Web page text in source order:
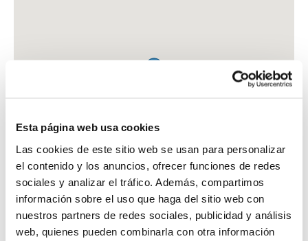
Esta página web usa cookies
Las cookies de este sitio web se usan para personalizar
el contenido y los anuncios, ofrecer funciones de redes
sociales y analizar el tráfico. Además, compartimos
información sobre el uso que haga del sitio web con
nuestros partners de redes sociales, publicidad y análisis
web, quienes pueden combinarla con otra información